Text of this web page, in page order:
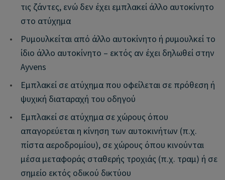
τις ζάντες, ενώ δεν έχει εμπλακεί άλλο αυτοκίνητο
στο ατύχημα
•
Ρυμουλκείται από άλλο αυτοκίνητο ή ρυμουλκεί το
ίδιο άλλο αυτοκίνητο – εκτός αν έχει δηλωθεί στην
Ayvens
•
Εμπλακεί σε ατύχημα που οφείλεται σε πρόθεση ή
ψυχική διαταραχή του οδηγού
•
Εμπλακεί σε ατύχημα σε χώρους όπου
απαγορεύεται η κίνηση των αυτοκινήτων (π.χ.
πίστα αεροδρομίου), σε χώρους όπου κινούνται
μέσα μεταφοράς σταθερής τροχιάς (π.χ. τραμ) ή σε
σημείο εκτός οδικού δικτύου